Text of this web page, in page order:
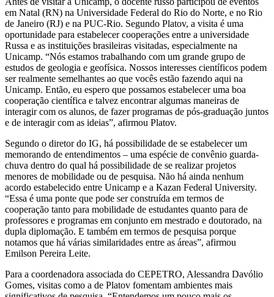
em Natal (RN) na Universidade Federal do Rio do Norte, e no Rio
de Janeiro (RJ) e na PUC-Rio. Segundo Platov, a visita é uma
oportunidade para estabelecer cooperações entre a universidade
Russa e as instituições brasileiras visitadas, especialmente na
Unicamp. “Nós estamos trabalhando com um grande grupo de
estudos de geologia e geofísica. Nossos interesses científicos podem
ser realmente semelhantes ao que vocês estão fazendo aqui na
Unicamp. Então, eu espero que possamos estabelecer uma boa
cooperação científica e talvez encontrar algumas maneiras de
interagir com os alunos, de fazer programas de pós-graduação juntos
e de interagir com as ideias”, afirmou Platov.
Segundo o diretor do IG, há possibilidade de se estabelecer um
memorando de entendimentos – uma espécie de convênio guarda-
chuva dentro do qual há possibilidade de se realizar projetos
menores de mobilidade ou de pesquisa. Não há ainda nenhum
acordo estabelecido entre Unicamp e a Kazan Federal University.
“Essa é uma ponte que pode ser construída em termos de
cooperação tanto para mobilidade de estudantes quanto para de
professores e programas em conjunto em mestrado e doutorado, na
dupla diplomação. E também em termos de pesquisa porque
notamos que há várias similaridades entre as áreas”, afirmou
Emilson Pereira Leite.
Para a coordenadora associada do CEPETRO, Alessandra Davólio
Gomes, visitas como a de Platov fomentam ambientes mais